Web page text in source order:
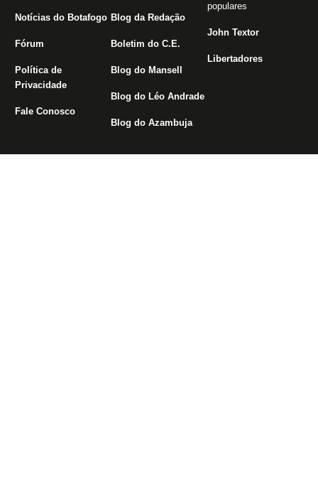
Notícias do Botafogo
Fórum
Política de
Privacidade
Fale Conosco
Blog da Redação
Boletim do C.E.
Blog do Mansell
Blog do Léo Andrade
Blog do Azambuja
populares
John Textor
Libertadores